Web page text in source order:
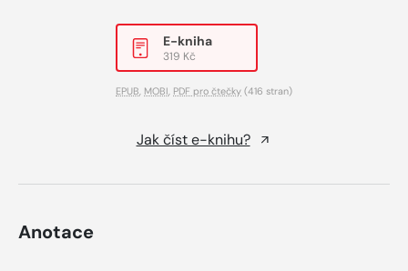
E-kniha
319 Kč
EPUB, MOBI, PDF pro čtečky (416 stran)
Jak číst e-knihu?
Anotace